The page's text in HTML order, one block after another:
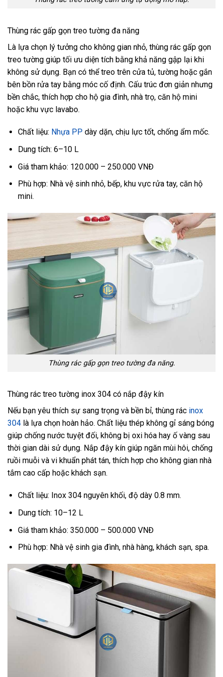
Thùng rác gấp gọn treo tường đa năng
Là lựa chọn lý tưởng cho không gian nhỏ, thùng rác gấp gọn
treo tường giúp tối ưu diện tích bằng khả năng gập lại khi
không sử dụng. Bạn có thể treo trên cửa tủ, tường hoặc gắn
bên bồn rửa tay bằng móc cố định. Cấu trúc đơn giản nhưng
bền chắc, thích hợp cho hộ gia đình, nhà trọ, căn hộ mini
hoặc khu vực lavabo.
Chất liệu: Nhựa PP dày dặn, chịu lực tốt, chống ẩm mốc.
Dung tích: 6–10 L
Giá tham khảo: 120.000 – 250.000 VNĐ
Phù hợp: Nhà vệ sinh nhỏ, bếp, khu vực rửa tay, căn hộ
mini.
Thùng rác gấp gọn treo tường đa năng.
Thùng rác treo tường inox 304 có nắp đậy kín
Nếu bạn yêu thích sự sang trọng và bền bỉ, thùng rác inox
304 là lựa chọn hoàn hảo. Chất liệu thép không gỉ sáng bóng
giúp chống nước tuyệt đối, không bị oxi hóa hay ố vàng sau
thời gian dài sử dụng. Nắp đậy kín giúp ngăn mùi hôi, chống
ruồi muỗi và vi khuẩn phát tán, thích hợp cho không gian nhà
tắm cao cấp hoặc khách sạn.
Chất liệu: Inox 304 nguyên khối, độ dày 0.8 mm.
Dung tích: 10–12 L
Giá tham khảo: 350.000 – 500.000 VNĐ
Phù hợp: Nhà vệ sinh gia đình, nhà hàng, khách sạn, spa.